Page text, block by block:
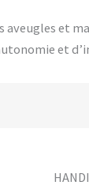
aveugles et
et